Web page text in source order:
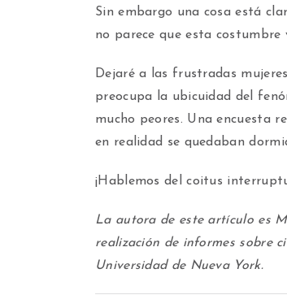
Sin embargo una cosa está
no parece que esta costumbre
Dejaré a las frustradas
preocupa la ubicuidad del
mucho peores. Una encuesta
en realidad se quedaban
¡Hablemos del coitus
La autora de este artículo es
realización de informes sobre
Universidad de Nueva York.